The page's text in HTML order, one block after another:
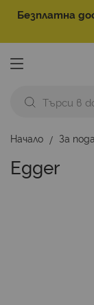
Безплатна
Начало За пода
Egger